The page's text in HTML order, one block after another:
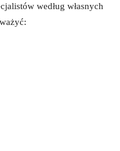
według własnych